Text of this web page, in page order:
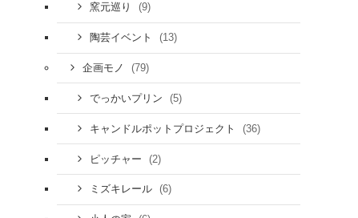
窯元巡り (9)
陶芸イベント (13)
企画モノ (79)
でっかいプリン (5)
キャンドルポットプロジェクト (36)
ピッチャー (2)
ミズキレール (6)